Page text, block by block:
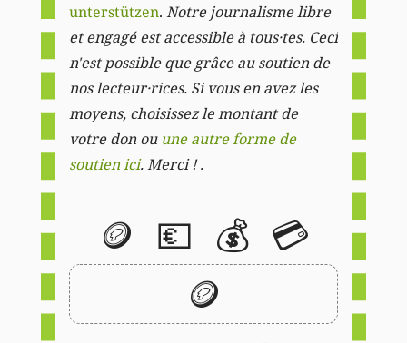
unterstützen. Notre journalisme libre
et engagé est accessible à tous·tes. Ceci
n'est possible que grâce au soutien de
nos lecteur·rices. Si vous en avez les
moyens, choisissez le montant de
votre don ou une autre forme de
soutien ici. Merci ! .
🪙 💶 💰 💳
🪙